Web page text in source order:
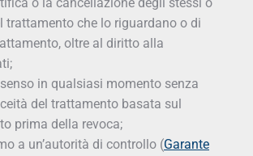
trattamento che lo riguardano o di
oltre al diritto alla
in qualsiasi momento senza
del trattamento basata sul
prima della revoca;
a un’autorità di controllo (Garante